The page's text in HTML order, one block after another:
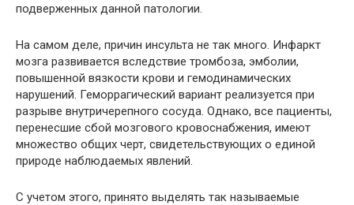
подверженных данной патологии.
На самом деле, причин инсульта не так много. Инфаркт
мозга развивается вследствие тромбоза, эмболии,
повышенной вязкости крови и гемодинамических
нарушений. Геморрагический вариант реализуется при
разрыве внутричерепного сосуда. Однако, все пациенты,
перенесшие сбой мозгового кровоснабжения, имеют
множество общих черт, свидетельствующих о единой
природе наблюдаемых явлений.
С учетом этого, принято выделять так называемые